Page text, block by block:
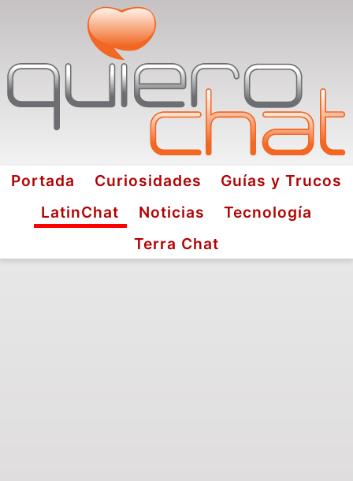
Portada Curiosidades
Guías y Trucos
LatinChat
Noticias
Tecnología
Terra Chat